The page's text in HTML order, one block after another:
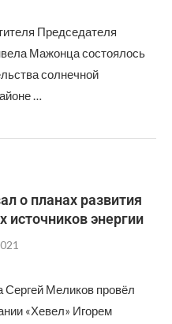
Председателя
Мажонца состоялось
солнечной
…
о планах развития
источников энергии
Сергей Меликов провёл
«Хевел» Игорем